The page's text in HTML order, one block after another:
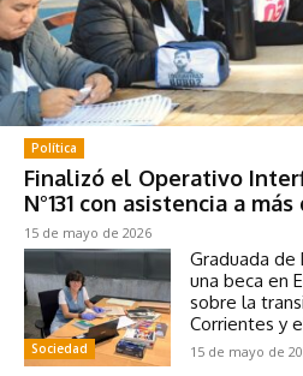
Política
Finalizó el Operativo
N°131 con asistencia a
15 de mayo de 2026
Sociedad
Graduada de
una beca en
sobre la
Corrientes y
15 de mayo de